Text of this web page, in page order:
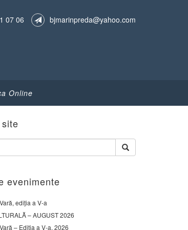
07 06 bjmarinpreda@yahoo.com
Online
evenimente
ediția a V-a
– AUGUST 2026
– Ediția a V-a, 2026